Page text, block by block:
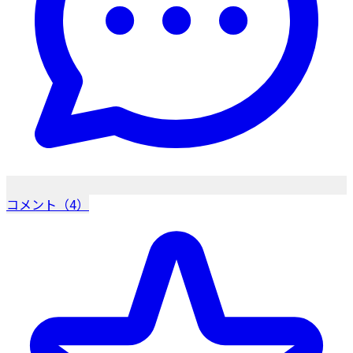
コメント（4）